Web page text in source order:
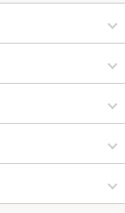
フライドポテト